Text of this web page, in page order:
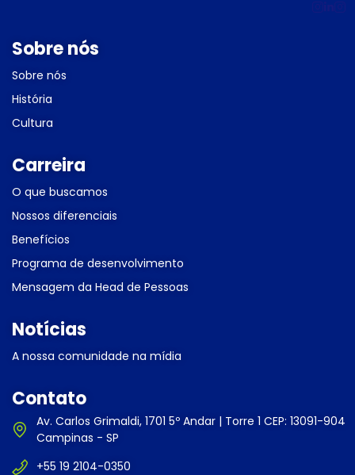
Sobre nós
Sobre nós
História
Cultura
Carreira
O que buscamos
Nossos diferenciais
Benefícios
Programa de desenvolvimento
Mensagem da Head de Pessoas
Notícias
A nossa comunidade na mídia
Contato
Av. Carlos Grimaldi, 1701 5º Andar | Torre 1 CEP: 13091-904
Campinas - SP
+55 19 2104-0350